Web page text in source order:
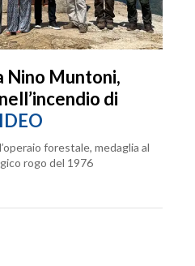
Muntoni,
di
forestale, medaglia al
rogo del 1976